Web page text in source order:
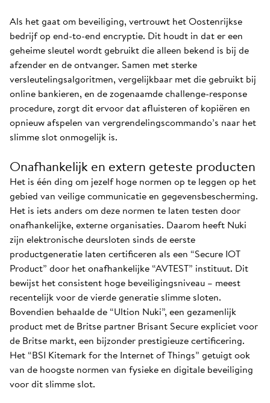
Als het gaat om beveiliging, vertrouwt het Oostenrijkse
bedrijf op end-to-end encryptie. Dit houdt in dat er een
geheime sleutel wordt gebruikt die alleen bekend is bij de
afzender en de ontvanger. Samen met sterke
versleutelingsalgoritmen, vergelijkbaar met die gebruikt bij
online bankieren, en de zogenaamde challenge-response
procedure, zorgt dit ervoor dat afluisteren of kopiëren en
opnieuw afspelen van vergrendelingscommando’s naar het
slimme slot onmogelijk is.
Onafhankelijk en extern geteste producten
Het is één ding om jezelf hoge normen op te leggen op het
gebied van veilige communicatie en gegevensbescherming.
Het is iets anders om deze normen te laten testen door
onafhankelijke, externe organisaties. Daarom heeft Nuki
zijn elektronische deursloten sinds de eerste
productgeneratie laten certificeren als een “Secure IOT
Product” door het onafhankelijke “AVTEST” instituut. Dit
bewijst het consistent hoge beveiligingsniveau – meest
recentelijk voor de vierde generatie slimme sloten.
Bovendien behaalde de “Ultion Nuki”, een gezamenlijk
product met de Britse partner Brisant Secure expliciet voor
de Britse markt, een bijzonder prestigieuze certificering.
Het “BSI Kitemark for the Internet of Things” getuigt ook
van de hoogste normen van fysieke en digitale beveiliging
voor dit slimme slot.